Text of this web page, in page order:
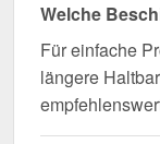
Welche
Für einfache
längere